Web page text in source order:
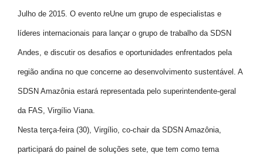
Julho de 2015. O evento reUne um grupo de especialistas e
líderes internacionais para lançar o grupo de trabalho da SDSN
Andes, e discutir os desafios e oportunidades enfrentados pela
região andina no que concerne ao desenvolvimento sustentável. A
SDSN Amazônia estará representada pelo superintendente-geral
da FAS, Virgílio Viana.
Nesta terça-feira (30), Virgílio, co-chair da SDSN Amazônia,
participará do painel de soluções sete, que tem como tema